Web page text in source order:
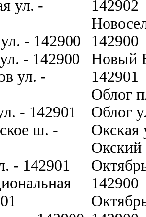
ул. -
- 142900
- 142900
ул. -
- 142901
ш. -
- 142901
142902
142900
Новый
142901
Облог
Облог
Окская
Окский
142900